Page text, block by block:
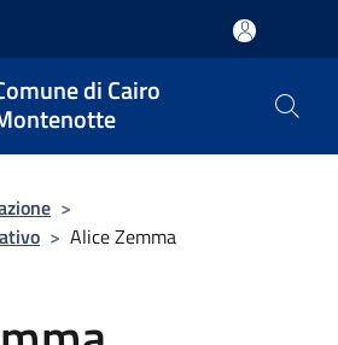
di Cairo
>
> Alice Zemma